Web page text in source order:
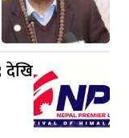
देखि